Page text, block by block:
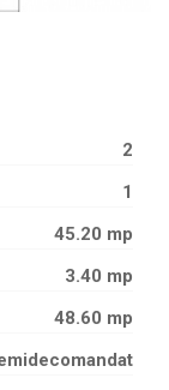
2
1
45.20 mp
3.40 mp
48.60 mp